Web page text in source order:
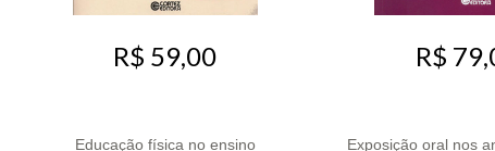
R$ 59,00
Educação física no ensino
R$
Exposição oral nos